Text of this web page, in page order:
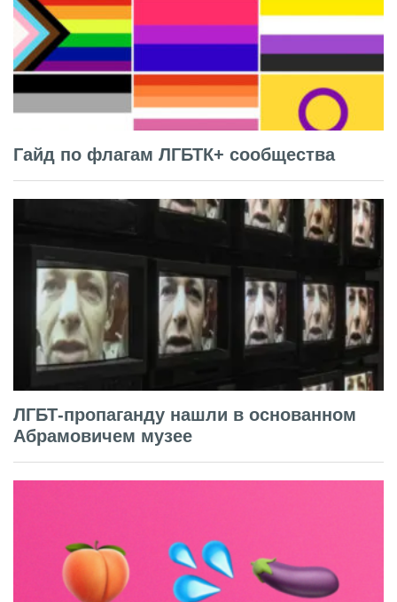
Гайд по флагам ЛГБТК+ сообщества
ЛГБТ-пропаганду нашли в основанном
Абрамовичем музее